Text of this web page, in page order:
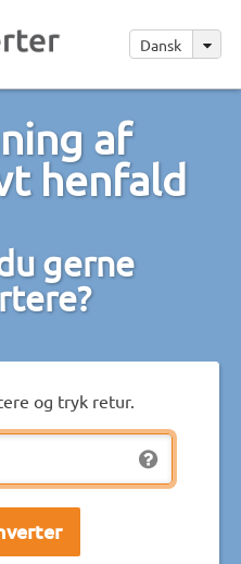
Dansk
af
henfald
gerne
og tryk retur.